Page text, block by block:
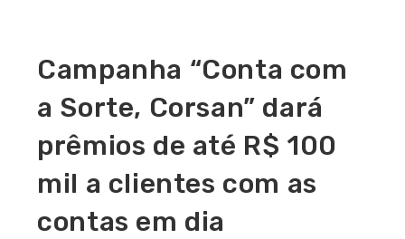
Campanha “Conta com
a Sorte, Corsan” dará
prêmios de até R$ 100
mil a clientes com as
contas em dia